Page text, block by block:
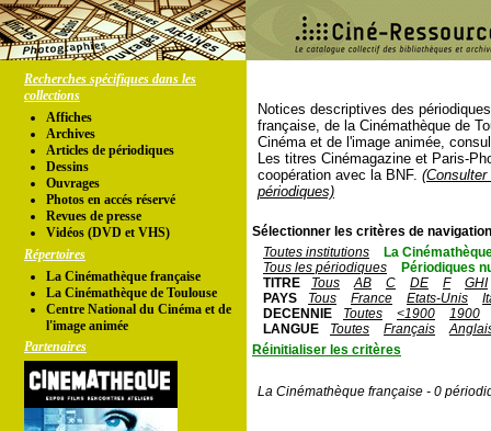
Recherches spécifiques dans les
collections
Affiches
Archives
Articles de périodiques
Dessins
Ouvrages
Photos en accés réservé
Revues de presse
Vidéos (DVD et VHS)
Répertoires
La Cinémathèque française
La Cinémathèque de Toulouse
Centre National du Cinéma et de
l'image animée
Partenaires
Notices descriptives des
française, de la Cinémathèque de
Cinéma et de l'image animée,
Les titres Cinémagazine et Paris-
coopération avec la BNF.
périodiques)
Sélectionner les critères de
Toutes institutions
La
Tous les périodiques
Périodiques
TITRE
Tous AB C DE F
GHI
PAYS
Tous France Etats-Unis
DECENNIE
Toutes <1900
1900
LANGUE
Toutes Français
Réinitialiser les critères
La Cinémathèque française - 0